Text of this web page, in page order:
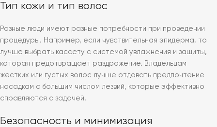
Тип кожи и тип волос
Разные люди имеют разные потребности при проведении
процедуры. Например, если чувствительная эпидерма, то
лучше выбрать кассету с системой увлажнения и защиты,
которая предотвращает раздражение. Владельцам
жестких или густых волос лучше отдавать предпочтение
насадкам с большим числом лезвий, которые эффективно
справляются с задачей.
Безопасность и минимизация